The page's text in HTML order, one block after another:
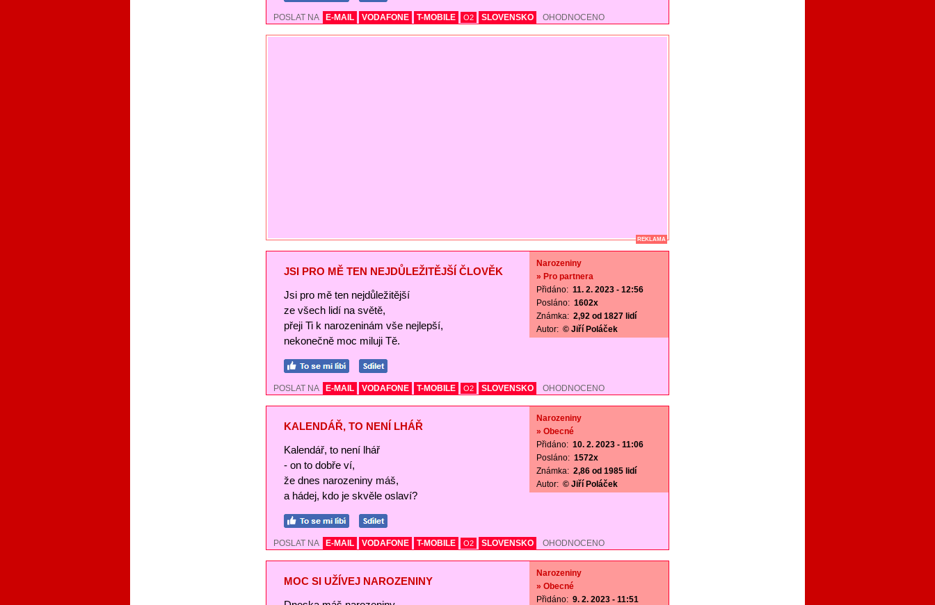
POSLAT NA E-MAIL VODAFONE T-MOBILE O2 SLOVENSKO OHODNOCENO
REKLAMA
JSI PRO MĚ TEN NEJDŮLEŽITĚJŠÍ ČLOVĚK
Jsi pro mě ten nejdůležitější
ze všech lidí na světě,
přeji Ti k narozeninám vše nejlepší,
nekonečně moc miluji Tě.
Narozeniny
» Pro partnera
Přidáno: 11. 2. 2023 - 12:56
Posláno: 1602x
Známka: 2,92 od 1827 lidí
Autor: © Jiří Poláček
POSLAT NA E-MAIL VODAFONE T-MOBILE O2 SLOVENSKO OHODNOCENO
KALENDÁŘ, TO NENÍ LHÁŘ
Kalendář, to není lhář
- on to dobře ví,
že dnes narozeniny máš,
a hádej, kdo je skvěle oslaví?
Narozeniny
» Obecné
Přidáno: 10. 2. 2023 - 11:06
Posláno: 1572x
Známka: 2,86 od 1985 lidí
Autor: © Jiří Poláček
POSLAT NA E-MAIL VODAFONE T-MOBILE O2 SLOVENSKO OHODNOCENO
MOC SI UŽÍVEJ NAROZENINY
Narozeniny
» Obecné
Přidáno: 9. 2. 2023 - 11:51